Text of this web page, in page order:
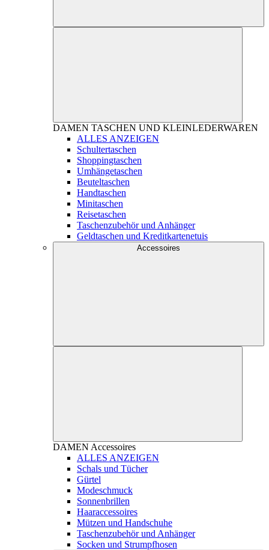
DAMEN TASCHEN UND KLEINLEDERWAREN
ALLES ANZEIGEN
Schultertaschen
Shoppingtaschen
Umhängetaschen
Beuteltaschen
Handtaschen
Minitaschen
Reisetaschen
Taschenzubehör und Anhänger
Geldtaschen und Kreditkartenetuis
Accessoires
DAMEN Accessoires
ALLES ANZEIGEN
Schals und Tücher
Gürtel
Modeschmuck
Sonnenbrillen
Haaraccessoires
Mützen und Handschuhe
Taschenzubehör und Anhänger
Socken und Strumpfhosen